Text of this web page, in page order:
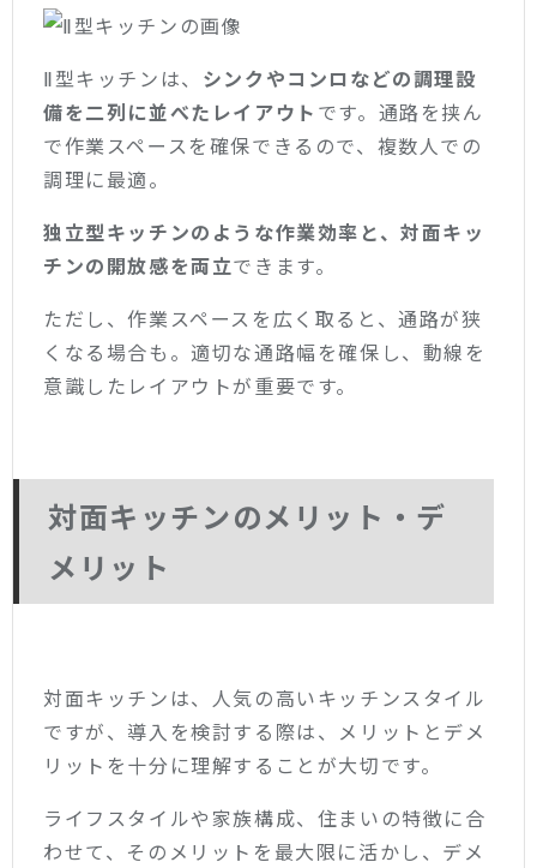
Ⅱ型キッチンは、 シンクやコンロなどの調理設
備を二列に並べたレイアウト です。通路を挟ん
で作業スペースを確保できるので、複数人での
調理に最適。
独立型キッチンのような作業効率と、対面キッ
チンの開放感を両立できます。
ただし、作業スペースを広く取ると、通路が狭
くなる場合も。適切な通路幅を確保し、動線を
意識したレイアウトが重要です。
対面キッチンのメリット・デ
メリット
対面キッチンは、人気の高いキッチンスタイル
ですが、導入を検討する際は、メリットとデメ
リットを十分に理解することが大切です。
ライフスタイルや家族構成、住まいの特徴に合
わせて、そのメリットを最大限に活かし、デメ